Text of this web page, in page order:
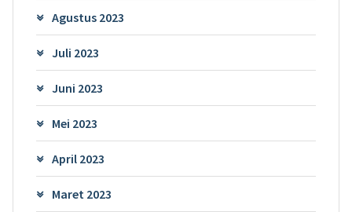
Agustus 2023
Juli 2023
Juni 2023
Mei 2023
April 2023
Maret 2023